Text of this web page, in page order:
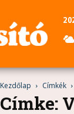
Kezdőlap Címkék
Címke: